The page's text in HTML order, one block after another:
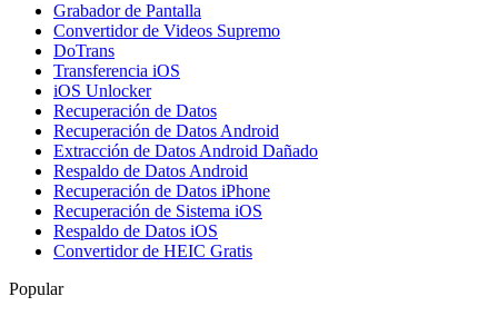
Grabador de Pantalla
Convertidor de Videos Supremo
DoTrans
Transferencia iOS
iOS Unlocker
Recuperación de Datos
Recuperación de Datos Android
Extracción de Datos Android Dañado
Respaldo de Datos Android
Recuperación de Datos iPhone
Recuperación de Sistema iOS
Respaldo de Datos iOS
Convertidor de HEIC Gratis
Popular